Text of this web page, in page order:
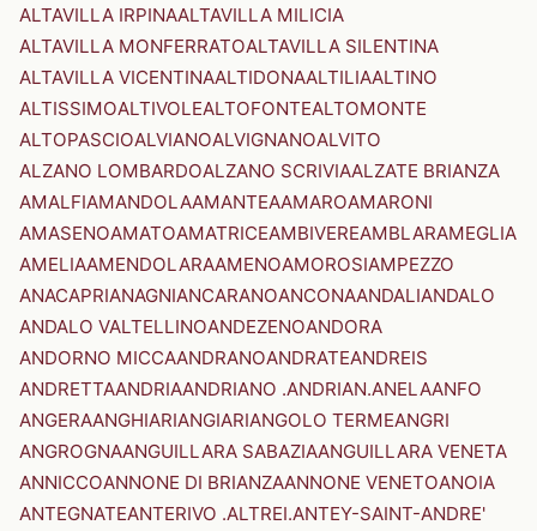
ALTAVILLA IRPINAALTAVILLA MILICIA
ALTAVILLA MONFERRATOALTAVILLA SILENTINA
ALTAVILLA VICENTINAALTIDONAALTILIAALTINO
ALTISSIMOALTIVOLEALTOFONTEALTOMONTE
ALTOPASCIOALVIANOALVIGNANOALVITO
ALZANO LOMBARDOALZANO SCRIVIAALZATE BRIANZA
AMALFIAMANDOLAAMANTEAAMAROAMARONI
AMASENOAMATOAMATRICEAMBIVEREAMBLARAMEGLIA
AMELIAAMENDOLARAAMENOAMOROSIAMPEZZO
ANACAPRIANAGNIANCARANOANCONAANDALIANDALO
ANDALO VALTELLINOANDEZENOANDORA
ANDORNO MICCAANDRANOANDRATEANDREIS
ANDRETTAANDRIAANDRIANO .ANDRIAN.ANELAANFO
ANGERAANGHIARIANGIARIANGOLO TERMEANGRI
ANGROGNAANGUILLARA SABAZIAANGUILLARA VENETA
ANNICCOANNONE DI BRIANZAANNONE VENETOANOIA
ANTEGNATEANTERIVO .ALTREI.ANTEY-SAINT-ANDRE'